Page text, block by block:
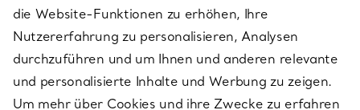
ÜBER TIFFANY & CO.
RECHTLICHE HINWEISE
die Website-Funktionen zu erhöhen, Ihre
Nutzererfahrung zu personalisieren, Analysen
durchzuführen und um Ihnen und anderen relevante
und personalisierte Inhalte und Werbung zu zeigen.
Um mehr über Cookies und ihre Zwecke zu erfahren